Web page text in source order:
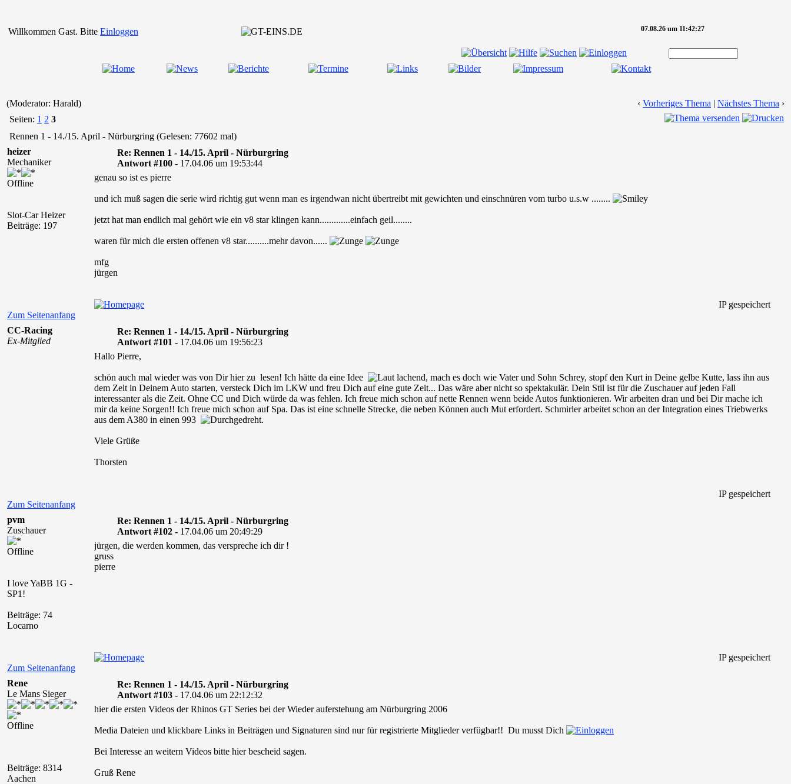
Willkommen Gast. Bitte Einloggen 07.08.26 um 11:42:27
(Moderator: Harald) ‹ Vorheriges Thema | Nächstes Thema ›
Seiten: 1 2 3
Rennen 1 - 14./15. April - Nürburgring (Gelesen: 77602 mal)
heizer
Mechaniker
Offline
Slot-Car Heizer
Beiträge: 197
Re: Rennen 1 - 14./15. April - Nürburgring
Antwort #100 - 17.04.06 um 19:53:44
genau so ist es pierre
und ich muß sagen die serie wird richtig gut wenn man es irgendwan nicht übertreibt mit gewichten und einschnüren vom turbo u.s.w ........
jetzt hat man endlich mal gehört wie ein v8 star klingen kann.............einfach geil........
waren für mich die ersten offenen v8 star..........mehr davon......
mfg
jürgen
Zum Seitenanfang
IP gespeichert
CC-Racing
Ex-Mitglied
Re: Rennen 1 - 14./15. April - Nürburgring
Antwort #101 - 17.04.06 um 19:56:23
Hallo Pierre,
schön auch mal wieder was von Dir hier zu lesen! Ich hätte da eine Idee
, mach es doch wie Vater und Sohn Schrey, stopf den Kurt in Deine gelbe Kutte, lass ihn aus
dem Zelt in Deinem Auto starten, versteck Dich im LKW und freu Dich auf eine gute Zeit... Das wäre aber nicht so spektakulär. Dein Stil ist für die Zuschauer auf jeden Fall
interessanter als die Zeit. Ohne CC und Dich würde da was fehlen. Ich freue mich schon auf nette Rennen wenn beide Autos funktionieren. Wir arbeiten dran und bei Dir mache ich
mir da keine Sorgen!! Ich freue mich schon auf Spa. Das ist eine schnelle Strecke, die neben Können auch Mut erfordert. Schmirler arbeitet schon an der Integration eines Triebwerks
aus dem A380 in einen 993
.
Viele Grüße
Thorsten
Zum Seitenanfang
IP gespeichert
pvm
Zuschauer
Offline
I love YaBB 1G -
SP1!
Beiträge: 74
Locarno
Re: Rennen 1 - 14./15. April - Nürburgring
Antwort #102 - 17.04.06 um 20:49:29
jürgen, die werden kommen, das verspreche ich dir !
gruss
pierre
Zum Seitenanfang
IP gespeichert
Rene
Le Mans Sieger
Offline
Beiträge: 8314
Aachen
Re: Rennen 1 - 14./15. April - Nürburgring
Antwort #103 - 17.04.06 um 22:12:32
hier die ersten Videos der Rhinos GT Series bei der Wieder auferstehung am Nürburgring 2006
Media Dateien und klickbare Links in Beiträgen und Signaturen sind nur für registrierte Mitglieder verfügbar!! Du musst Dich
Bei Interesse an weitern Videos bitte hier bescheid sagen.
Gruß Rene